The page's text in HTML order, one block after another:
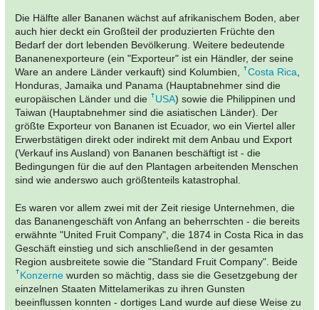
Die Hälfte aller Bananen wächst auf afrikanischem Boden, aber
auch hier deckt ein Großteil der produzierten Früchte den
Bedarf der dort lebenden Bevölkerung. Weitere bedeutende
Bananenexporteure (ein "Exporteur" ist ein Händler, der seine
Ware an andere Länder verkauft) sind Kolumbien,
Costa Rica,
Honduras, Jamaika und Panama (Hauptabnehmer sind die
europäischen Länder und die
USA) sowie die Philippinen und
Taiwan (Hauptabnehmer sind die asiatischen Länder). Der
größte Exporteur von Bananen ist Ecuador, wo ein Viertel aller
Erwerbstätigen direkt oder indirekt mit dem Anbau und Export
(Verkauf ins Ausland) von Bananen beschäftigt ist - die
Bedingungen für die auf den Plantagen arbeitenden Menschen
sind wie anderswo auch größtenteils katastrophal.
Es waren vor allem zwei mit der Zeit riesige Unternehmen, die
das Bananengeschäft von Anfang an beherrschten - die bereits
erwähnte "United Fruit Company", die 1874 in Costa Rica in das
Geschäft einstieg und sich anschließend in der gesamten
Region ausbreitete sowie die "Standard Fruit Company". Beide
Konzerne wurden so mächtig, dass sie die Gesetzgebung der
einzelnen Staaten Mittelamerikas zu ihren Gunsten
beeinflussen konnten - dortiges Land wurde auf diese Weise zu